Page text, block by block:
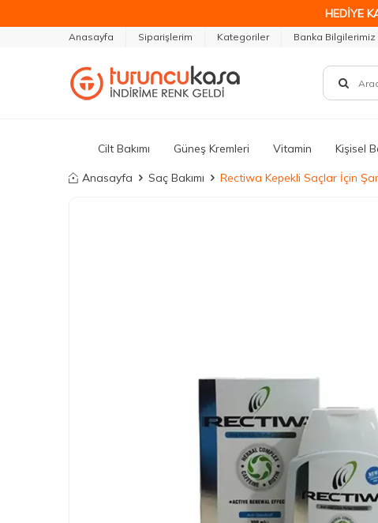
HEDİYE
Anasayfa Siparişlerim Kategoriler Banka Bilgilerimiz
Cilt Bakımı Güneş Kremleri Vitamin Kişisel
Anasayfa Saç Bakımı Rectiwa Kepekli Saçlar İçin